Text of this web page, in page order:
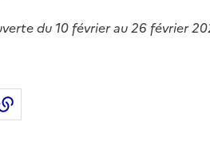
du 10 février au 26 février
LinkedInpar email